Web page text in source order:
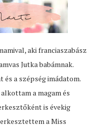
aki franciaszabász
Jutka babámnak.
a szépség imádatom.
a magam és
is évekig
a Miss